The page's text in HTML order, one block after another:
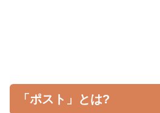
「ポスト」とは?